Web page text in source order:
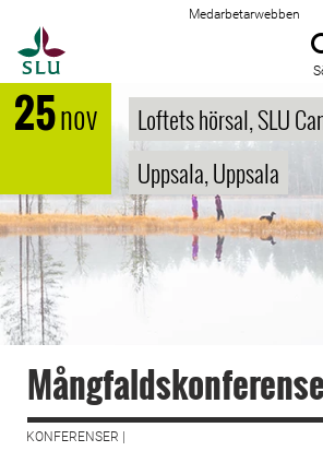
Medarbetarwebben
25nov
Loftets hörsal, SLU
Uppsala, Uppsala
KONFERENSER |